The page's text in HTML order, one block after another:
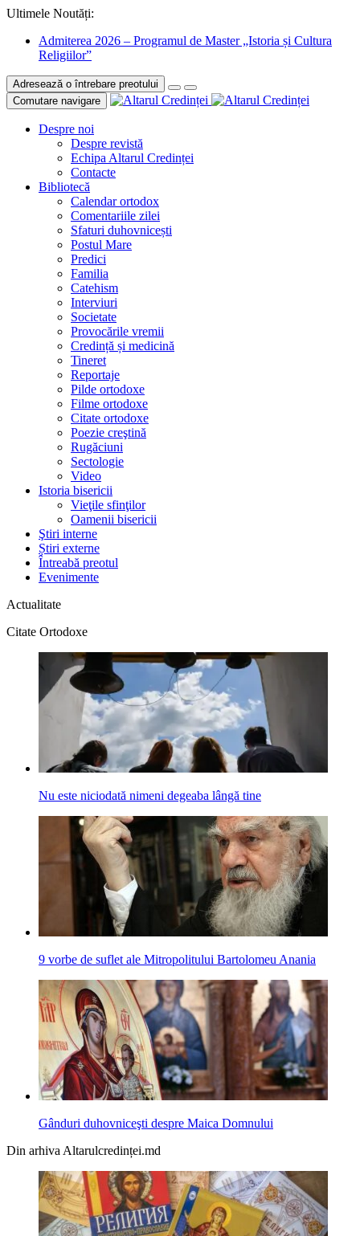
Ultimele Noutăți:
Admiterea 2026 – Programul de Master „Istoria și Cultura
Religiilor”
Adresează o întrebare preotului
Comutare navigare
Despre noi
Despre revistă
Echipa Altarul Credinței
Contacte
Bibliotecă
Calendar ortodox
Comentariile zilei
Sfaturi duhovnicești
Postul Mare
Predici
Familia
Catehism
Interviuri
Societate
Provocările vremii
Credință și medicină
Tineret
Reportaje
Pilde ortodoxe
Filme ortodoxe
Citate ortodoxe
Poezie creştină
Rugăciuni
Sectologie
Video
Istoria bisericii
Vieţile sfinţilor
Oamenii bisericii
Ştiri interne
Știri externe
Întreabă preotul
Evenimente
Actualitate
Citate Ortodoxe
Nu este niciodată nimeni degeaba lângă tine
9 vorbe de suflet ale Mitropolitului Bartolomeu Anania
Gânduri duhovniceşti despre Maica Domnului
Din arhiva Altarulcredinței.md